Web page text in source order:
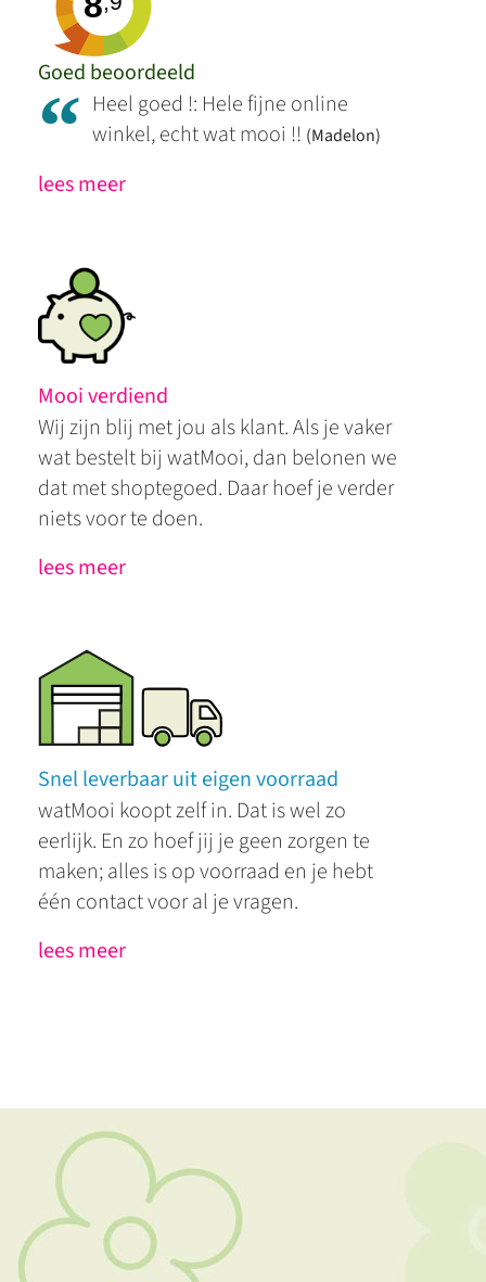
Goed beoordeeld
“ Heel goed !: Hele fijne online
winkel, echt wat mooi !! (Madelon)
lees meer
Mooi verdiend
Wij zijn blij met jou als klant. Als je vaker
wat bestelt bij watMooi, dan belonen we
dat met shoptegoed. Daar hoef je verder
niets voor te doen.
lees meer
Snel leverbaar uit eigen voorraad
watMooi koopt zelf in. Dat is wel zo
eerlijk. En zo hoef jij je geen zorgen te
maken; alles is op voorraad en je hebt
één contact voor al je vragen.
lees meer